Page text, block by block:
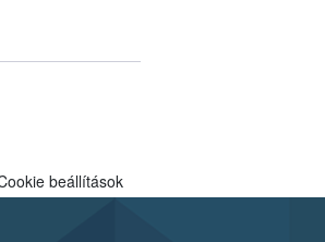
beállítások